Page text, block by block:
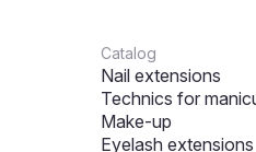
Catalog
Nail extensions
Technics for
Make-up
Eyelash extensions